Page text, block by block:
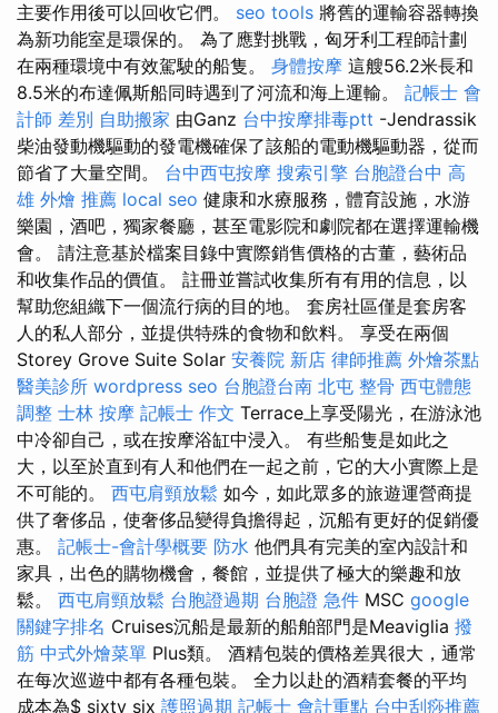
主要作用後可以回收它們。 seo tools 將舊的運輸容器轉換
為新功能室是環保的。 為了應對挑戰，匈牙利工程師計劃
在兩種環境中有效駕駛的船隻。 身體按摩 這艘56.2米長和
8.5米的布達佩斯船同時遇到了河流和海上運輸。 記帳士 會
計師 差別 自助搬家 由Ganz 台中按摩排毒ptt -Jendrassik
柴油發動機驅動的發電機確保了該船的電動機驅動器，從而
節省了大量空間。 台中西屯按摩 搜索引擎 台胞證台中 高
雄 外燴 推薦 local seo 健康和水療服務，體育設施，水游
樂園，酒吧，獨家餐廳，甚至電影院和劇院都在選擇運輸機
會。 請注意基於檔案目錄中實際銷售價格的古董，藝術品
和收集作品的價值。 註冊並嘗試收集所有有用的信息，以
幫助您組織下一個流行病的目的地。 套房社區僅是套房客
人的私人部分，並提供特殊的食物和飲料。 享受在兩個
Storey Grove Suite Solar 安養院 新店 律師推薦 外燴茶點
醫美診所 wordpress seo 台胞證台南 北屯 整骨 西屯體態
調整 士林 按摩 記帳士 作文 Terrace上享受陽光，在游泳池
中冷卻自己，或在按摩浴缸中浸入。 有些船隻是如此之
大，以至於直到有人和他們在一起之前，它的大小實際上是
不可能的。 西屯肩頸放鬆 如今，如此眾多的旅遊運營商提
供了奢侈品，使奢侈品變得負擔得起，沉船有更好的促銷優
惠。 記帳士-會計學概要 防水 他們具有完美的室內設計和
家具，出色的購物機會，餐館，並提供了極大的樂趣和放
鬆。 西屯肩頸放鬆 台胞證過期 台胞證 急件 MSC google
關鍵字排名 Cruises沉船是最新的船舶部門是Meaviglia 撥
筋 中式外燴菜單 Plus類。 酒精包裝的價格差異很大，通常
在每次巡遊中都有各種包裝。 全力以赴的酒精套餐的平均
成本為$ sixty six 護照過期 記帳士 會計重點 台中刮痧推薦